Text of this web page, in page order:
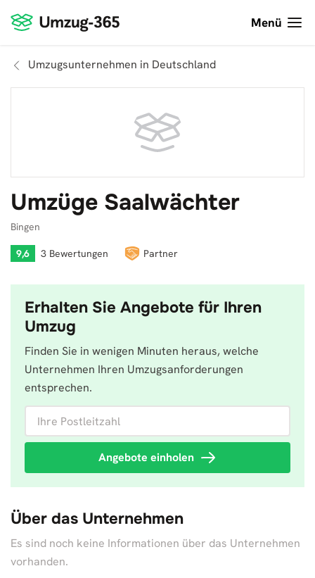
Menü
Umzugsunternehmen in Deutschland
Umzüge Saalwächter
Bingen
9,6 3 Bewertungen Partner
Erhalten Sie Angebote für Ihren
Umzug
Finden Sie in wenigen Minuten heraus, welche
Unternehmen Ihren Umzugsanforderungen
entsprechen.
Angebote einholen
Über das Unternehmen
Es sind noch keine Informationen über das Unternehmen
vorhanden.